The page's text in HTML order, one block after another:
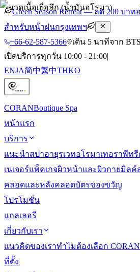
Green Season Retreat — ลด 200 บาท
สำหรับหน้าฝนกรุงเทพฯ
+66-62-587-5366
เดิน 5 นาทีจาก
เปิดบริการทุกวัน 10:00 - 21:00|
ENJA简中繁中THKO
CORANBoutique Spa
หน้าแรก
บริการ
แนะนำสปาอายุรเวทอโรมาเทอราพีทรี
เนเจอร์แพ็คเกจผิวหน้าและผิวกายมิลค์
คลอดและหลังคลอดบัตรของขวัญ
โปรโมชั่น
แกลเลอรี
เกี่ยวกับเรา
แนวคิดของเราทำไมต้องเลือก CORAN
ที่ตั้ง